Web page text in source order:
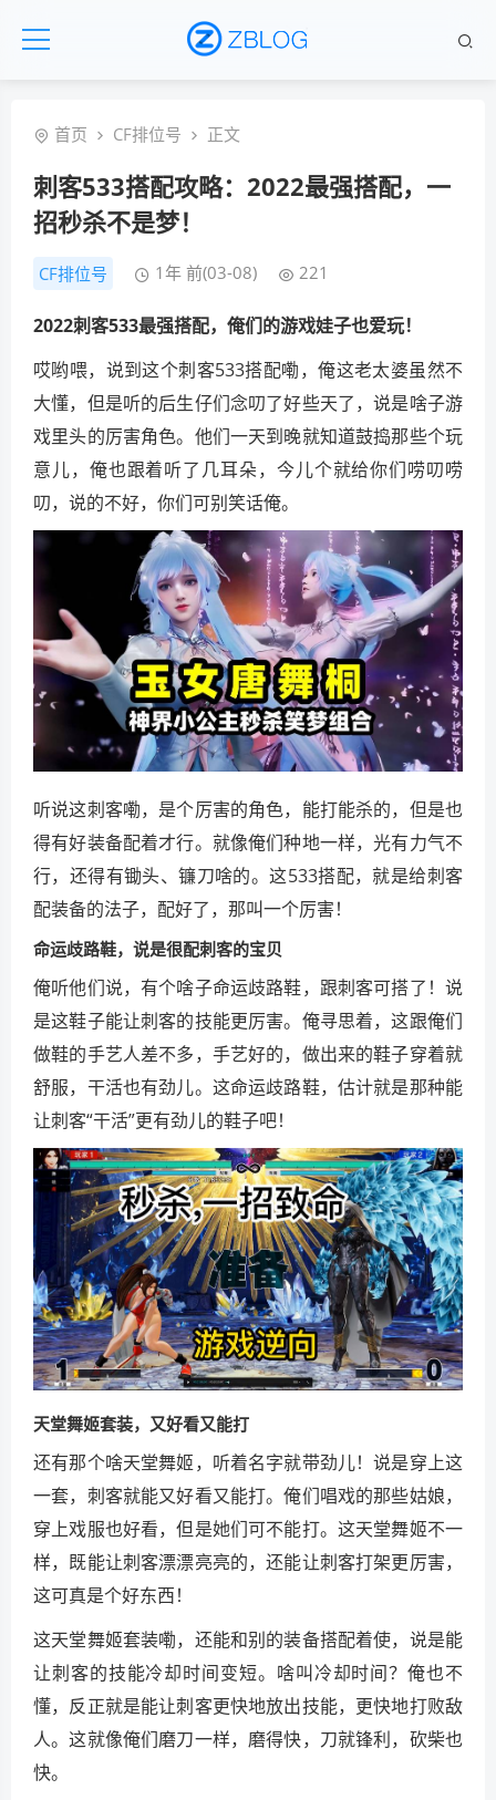
首页 CF排位号 正文
刺客533搭配攻略：2022最强搭配，一
招秒杀不是梦！
CF排位号 1年 前(03-08) 221
2022刺客533最强搭配，俺们的游戏娃子也爱玩！
哎哟喂，说到这个刺客533搭配嘞，俺这老太婆虽然不
大懂，但是听的后生仔们念叨了好些天了，说是啥子游
戏里头的厉害角色。他们一天到晚就知道鼓捣那些个玩
意儿，俺也跟着听了几耳朵，今儿个就给你们唠叨唠
叨，说的不好，你们可别笑话俺。
听说这刺客嘞，是个厉害的角色，能打能杀的，但是也
得有好装备配着才行。就像俺们种地一样，光有力气不
行，还得有锄头、镰刀啥的。这533搭配，就是给刺客
配装备的法子，配好了，那叫一个厉害！
命运歧路鞋，说是很配刺客的宝贝
俺听他们说，有个啥子命运歧路鞋，跟刺客可搭了！说
是这鞋子能让刺客的技能更厉害。俺寻思着，这跟俺们
做鞋的手艺人差不多，手艺好的，做出来的鞋子穿着就
舒服，干活也有劲儿。这命运歧路鞋，估计就是那种能
让刺客“干活”更有劲儿的鞋子吧！
天堂舞姬套装，又好看又能打
还有那个啥天堂舞姬，听着名字就带劲儿！说是穿上这
一套，刺客就能又好看又能打。俺们唱戏的那些姑娘，
穿上戏服也好看，但是她们可不能打。这天堂舞姬不一
样，既能让刺客漂漂亮亮的，还能让刺客打架更厉害，
这可真是个好东西！
这天堂舞姬套装嘞，还能和别的装备搭配着使，说是能
让刺客的技能冷却时间变短。啥叫冷却时间？俺也不
懂，反正就是能让刺客更快地放出技能，更快地打败敌
人。这就像俺们磨刀一样，磨得快，刀就锋利，砍柴也
快。